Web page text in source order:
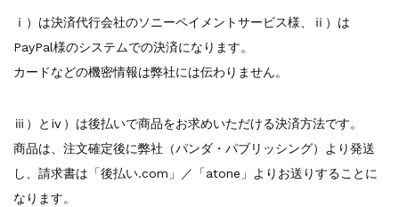
ⅰ）は決済代行会社のソニーペイメントサービス様、ⅱ）は
PayPal様のシステムでの決済になります。
カードなどの機密情報は弊社には伝わりません。
ⅲ）とⅳ）は後払いで商品をお求めいただける決済方法です。
商品は、注文確定後に弊社（パンダ・パブリッシング）より発送
し、請求書は「後払い.com」／「atone」よりお送りすることに
なります。